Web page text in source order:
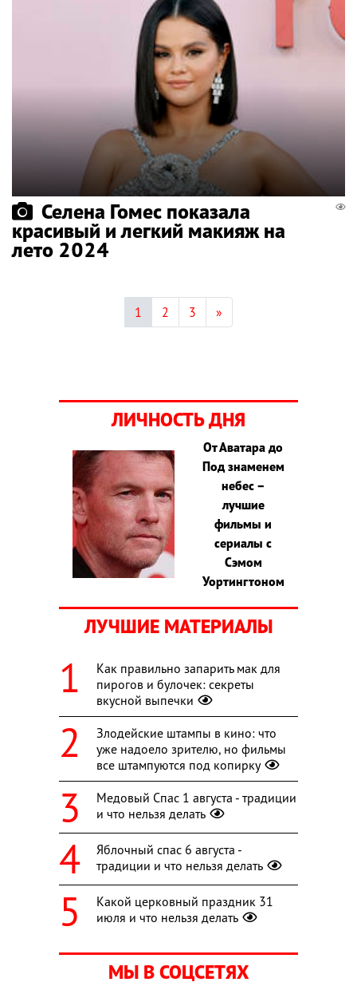
Селена Гомес показала
красивый и легкий макияж на
лето 2024
1 2 3 »
ЛИЧНОСТЬ ДНЯ
От Аватара до
Под знаменем
небес –
лучшие
фильмы и
сериалы с
Сэмом
Уортингтоном
ЛУЧШИЕ МАТЕРИАЛЫ
Как правильно запарить мак для
пирогов и булочек: секреты
вкусной выпечки
Злодейские штампы в кино: что
уже надоело зрителю, но фильмы
все штампуются под копирку
Медовый Спас 1 августа - традиции
и что нельзя делать
Яблочный спас 6 августа -
традиции и что нельзя делать
Какой церковный праздник 31
июля и что нельзя делать
МЫ В СОЦСЕТЯХ